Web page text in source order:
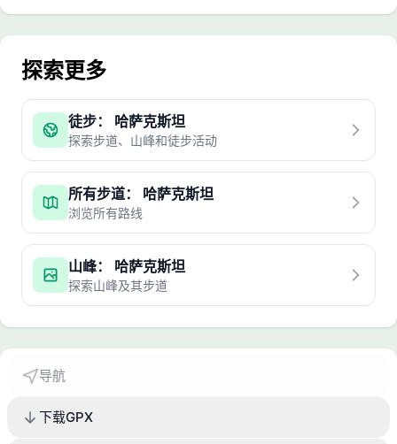
探索更多
徒步： 哈萨克斯坦
探索步道、山峰和徒步活动
所有步道： 哈萨克斯坦
浏览所有路线
山峰： 哈萨克斯坦
探索山峰及其步道
导航
下载GPX